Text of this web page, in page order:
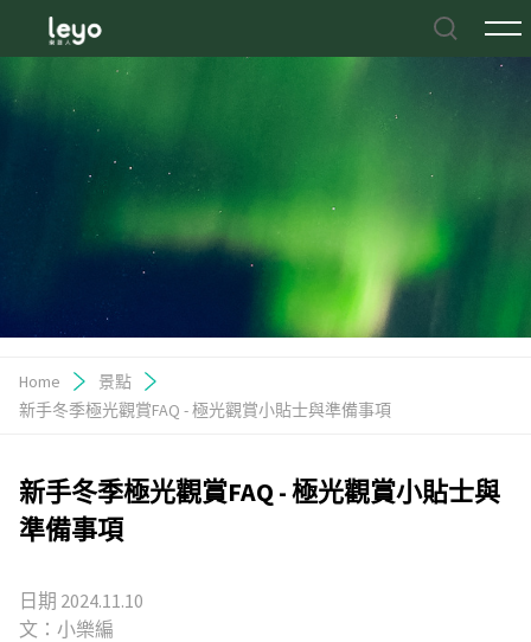
Home
景點
新手冬季極光觀賞FAQ - 極光觀賞小貼士與準備事項
新手冬季極光觀賞FAQ - 極光觀賞小貼士與
準備事項
日期 2024.11.10
文：小樂編